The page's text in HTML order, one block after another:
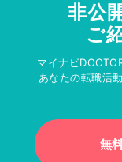
非公
ご
マイナビ
あなたの転職活
無